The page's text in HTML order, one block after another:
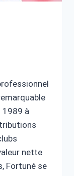
1989 à
nette
Fortuné se